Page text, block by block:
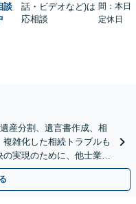
談
話・ビデオなど)は
応相談
間：本日
定休日
産分割、遺言書作成、相
雑化した相続トラブルも
実現のために、他士業と